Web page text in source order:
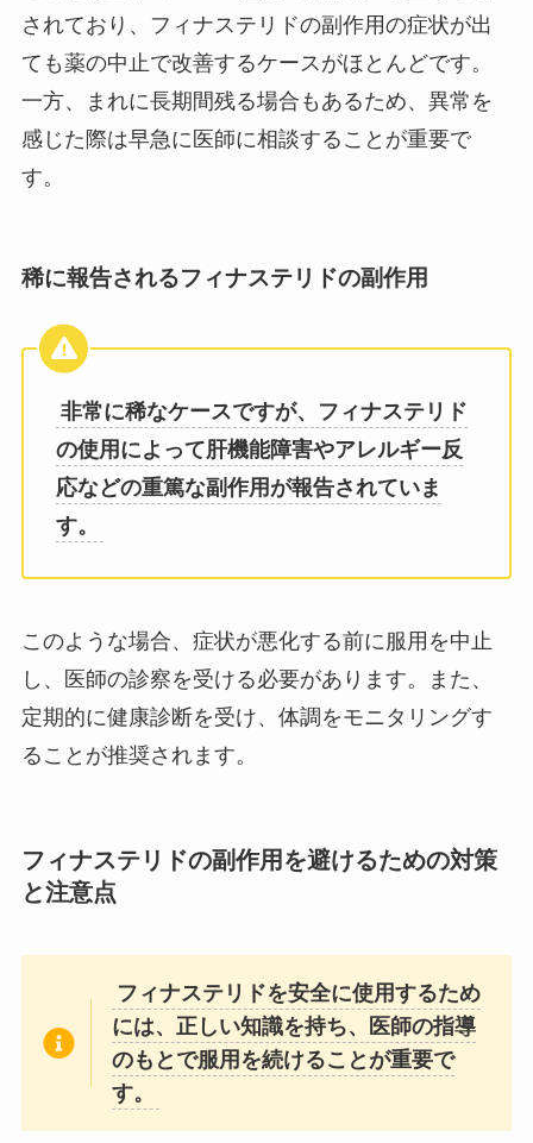
されており、フィナステリドの副作用の症状が出
ても薬の中止で改善するケースがほとんどです。
一方、まれに長期間残る場合もあるため、異常を
感じた際は早急に医師に相談することが重要で
す。
稀に報告されるフィナステリドの副作用
非常に稀なケースですが、フィナステリド
の使用によって肝機能障害やアレルギー反
応などの重篤な副作用が報告されていま
す。
このような場合、症状が悪化する前に服用を中止
し、医師の診察を受ける必要があります。また、
定期的に健康診断を受け、体調をモニタリングす
ることが推奨されます。
フィナステリドの副作用を避けるための対策
と注意点
フィナステリドを安全に使用するため
には、正しい知識を持ち、医師の指導
のもとで服用を続けることが重要で
す。